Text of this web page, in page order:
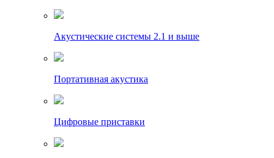
Акустические системы 2.1 и выше
Портативная акустика
Цифровые приставки